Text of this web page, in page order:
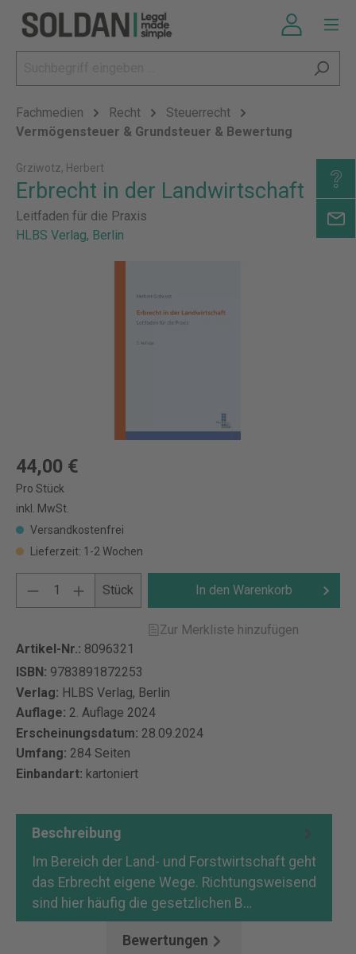
Fachmedien Recht
Steuerrecht
Vermögensteuer & Grundsteuer & Bewertung
Grziwotz, Herbert
Erbrecht in der Landwirtschaft
Leitfaden für die Praxis
HLBS Verlag, Berlin
44,00 €
Pro Stück
inkl. MwSt.
Versandkostenfrei
Lieferzeit: 1-2 Wochen
Stück In den Warenkorb
Zur Merkliste hinzufügen
Artikel-Nr.: 8096321
ISBN: 9783891872253
Verlag: HLBS Verlag, Berlin
Auflage: 2. Auflage 2024
Erscheinungsdatum: 28.09.2024
Umfang: 284 Seiten
Einbandart: kartoniert
Beschreibung
Im Bereich der Land- und Forstwirtschaft geht
das Erbrecht eigene Wege. Richtungsweisend
sind hier häufig die gesetzlichen B…
Bewertungen